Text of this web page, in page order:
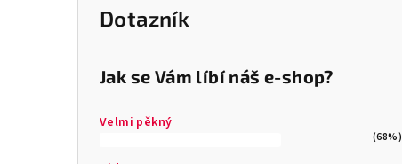
Dotazník
Jak se Vám líbí náš e-shop?
Velmi pěkný
(68%)